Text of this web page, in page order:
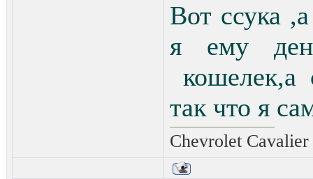
Вот ссука
я ему
кошелек,а
так что я
Chevrolet